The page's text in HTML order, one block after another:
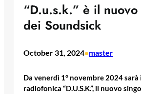
“D.u.s.k.” è il
dei Soundsick
October 31, 2024•master
Da venerdì 1° novembre 2024
radiofonica “D.U.S.K.”, il nuovo